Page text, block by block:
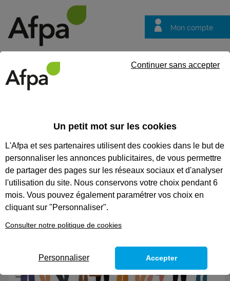
Mon compte
questions
CODES
TAILLEUR DE PIERRE
Eligible au CPF *
Un petit mot sur les cookies
L'Afpa et ses partenaires utilisent des cookies dans le but de
personnaliser les annonces publicitaires, de vous permettre
de partager des pages sur les réseaux sociaux et d'analyser
l'utilisation du site. Nous conservons votre choix pendant 6
mois. Vous pouvez également paramétrer vos choix en
cliquant sur "Personnaliser".
Consulter notre politique de cookies
Continuer sans accepter
Personnaliser Accepter